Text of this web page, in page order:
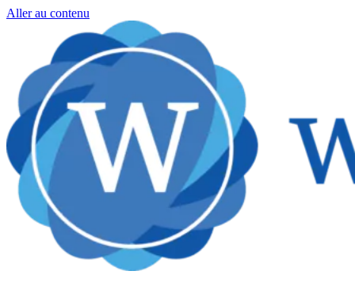
Aller au contenu